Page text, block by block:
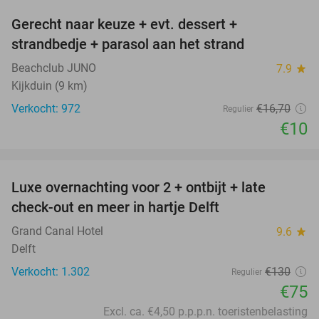
Gerecht naar keuze + evt. dessert +
strandbedje + parasol aan het strand
Beachclub JUNO 7.9 star
Kijkduin (9 km)
Verkocht: 972
Regulier €16,70
€10
Luxe overnachting voor 2 + ontbijt + late
check-out en meer in hartje Delft
Grand Canal Hotel 9.6 star
Delft
Verkocht: 1.302
Regulier €130
€75
Excl. ca. €4,50 p.p.p.n. toeristenbelasting